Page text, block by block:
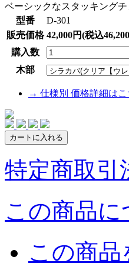
ベーシックなスタッキング
型番
D-301
販売価格 42,000円(税込
購入数
木部
→ 仕様別 価格詳細はこ
特定商取引
この商品
この商